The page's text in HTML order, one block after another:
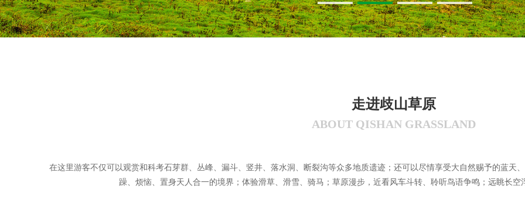
走进歧山草原
ABOUT QISHAN GRASSLAND
在这里游客不仅可以观赏和科考石芽群、丛峰、漏斗、竖井、落水洞、断裂沟等众多地质遗迹；还可以尽情享受大自然赐予的蓝天
躁、烦恼、置身天人合一的境界；体验滑草、滑雪、骑马；草原漫步，近看风车斗转、聆听鸟语争鸣；远眺长